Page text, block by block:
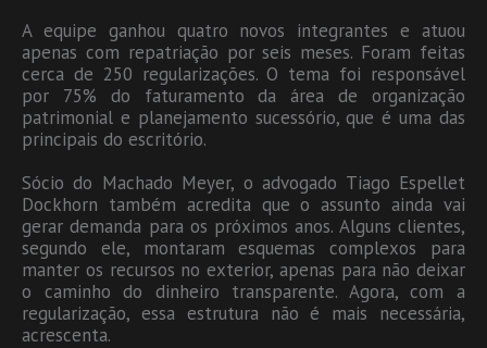
A equipe ganhou quatro novos integrantes e atuou
apenas com repatriação por seis meses. Foram feitas
cerca de 250 regularizações. O tema foi responsável
por 75% do faturamento da área de organização
patrimonial e planejamento sucessório, que é uma das
principais do escritório.
Sócio do Machado Meyer, o advogado Tiago Espellet
Dockhorn também acredita que o assunto ainda vai
gerar demanda para os próximos anos. Alguns clientes,
segundo ele, montaram esquemas complexos para
manter os recursos no exterior, apenas para não deixar
o caminho do dinheiro transparente. Agora, com a
regularização, essa estrutura não é mais necessária,
acrescenta.